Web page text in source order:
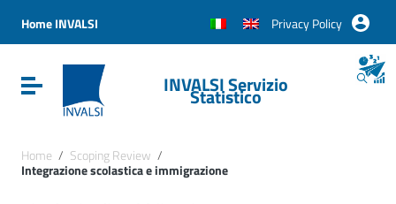
Vai al menu di navigazione
Vai al footer
Home INVALSI Privacy Policy
Attiva / disattiva la navigazioneINVALSI Servizio
Statistico
Home / Scoping Review /
Integrazione scolastica e immigrazione